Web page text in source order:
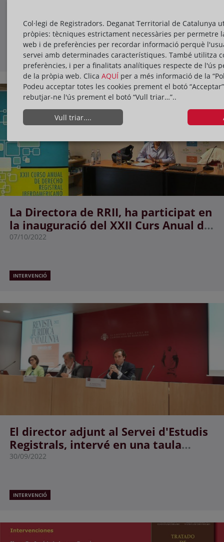
Assessora
ACTIVITATS
La Directora de RRII, ha participat en
la inauguració del XXII Curs Anual de
Dret Registral Iberoamericà
07/10/2022
INTERVENCIÓ
El director adjunt al Servei d'Estudis
Registrals, intervé en una taula
rodona organitzada per l'ICAB, a la
30/09/2022
INTERVENCIÓ
Col·legi de Registradors. Deganat Territorial de Catalunya
pròpies: tècniques estrictament necessàries per permetre
web i de preferències per recordar informació perquè
servei amb determinades característiques. També utilitza
preferències, i per a finalitats analítiques respecte de l'ús
de la pròpia web. Clica AQUÍ per a més informació de la
Podeu acceptar totes les cookies prement el botó
rebutjar-ne l'ús prement el botó “Vull triar…”..
Vull triar....